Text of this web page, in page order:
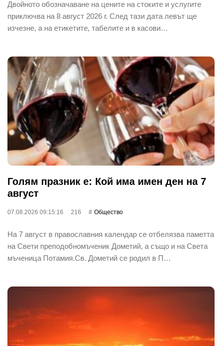
Двойното обозначаване на цените на стоките и услугите
приключва на 8 август 2026 г. След тази дата левът ще
изчезне, а на етикетите, табелите и в касови…
Голям празник е: Кой има имен ден на 7
август
07.08.2026 09:15:16 216 Общество
На 7 август в православния календар се отбелязва паметта
на Свети преподобномъченик Дометий, а също и на Света
мъченица Потамия.Св. Дометий се родил в П…